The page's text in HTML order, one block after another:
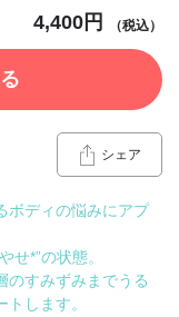
4,400円 （税込）
シェア
ボディの悩みにアプ
せ*”の状態。
のすみずみまでうる
します。